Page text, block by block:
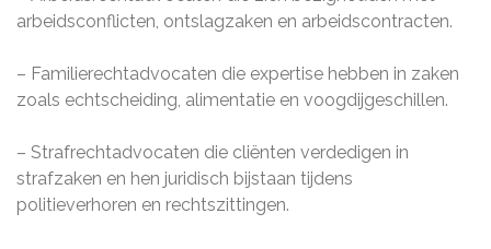
arbeidsconflicten, ontslagzaken en arbeidscontracten.
– Familierechtadvocaten die expertise hebben in zaken
zoals echtscheiding, alimentatie en voogdijgeschillen.
– Strafrechtadvocaten die cliënten verdedigen in
strafzaken en hen juridisch bijstaan tijdens
politieverhoren en rechtszittingen.